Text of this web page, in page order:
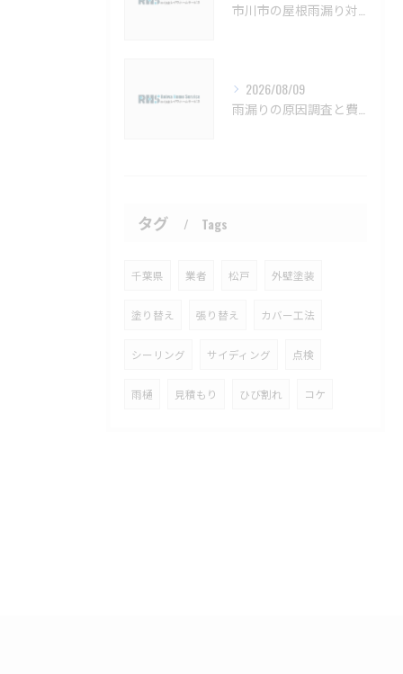
2026/08/09
タグ Tags
千葉県 業者 松戸 外壁塗装
塗り替え 張り替え カバー工法
シーリング サイディング 点検
雨樋 見積もり ひび割れ コケ